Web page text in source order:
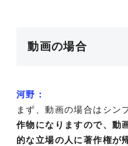
動画の場合
河野：
まず、動画の場合はシン
作物になりますので、動
的な立場の人に著作権が